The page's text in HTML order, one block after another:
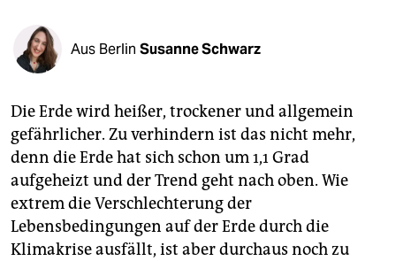
fragen & hilfe
abo
genossenschaft
epaper login
Aus Berlin Susanne Schwarz
Die Erde wird heißer, trockener und allgemein
gefährlicher. Zu verhindern ist das nicht mehr,
denn die Erde hat sich schon um 1,1 Grad
aufgeheizt und der Trend geht nach oben. Wie
extrem die Verschlechterung der
Lebensbedingungen auf der Erde durch die
Klimakrise ausfällt, ist aber durchaus noch zu